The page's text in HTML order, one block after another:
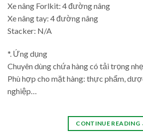
Xe nâng Forlkit: 4 đường nâng
Xe nâng tay: 4 đường nâng
Stacker: N/A
*. Ứng dụng
Chuyên dùng chứa hàng có tải trọng nhẹ
Phù hợp cho mặt hàng: thực phẩm,
nghiệp…
CONTINUE READING